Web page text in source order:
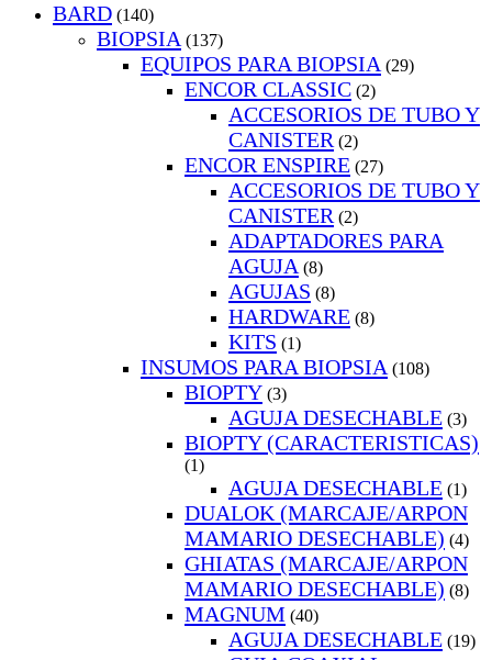
BARD (140)
BIOPSIA (137)
EQUIPOS PARA BIOPSIA (29)
ENCOR CLASSIC (2)
ACCESORIOS DE TUBO Y
CANISTER (2)
ENCOR ENSPIRE (27)
ACCESORIOS DE TUBO Y
CANISTER (2)
ADAPTADORES PARA
AGUJA (8)
AGUJAS (8)
HARDWARE (8)
KITS (1)
INSUMOS PARA BIOPSIA (108)
BIOPTY (3)
AGUJA DESECHABLE (3)
BIOPTY (CARACTERISTICAS)
(1)
AGUJA DESECHABLE (1)
DUALOK (MARCAJE/ARPON
MAMARIO DESECHABLE) (4)
GHIATAS (MARCAJE/ARPON
MAMARIO DESECHABLE) (8)
MAGNUM (40)
AGUJA DESECHABLE (19)